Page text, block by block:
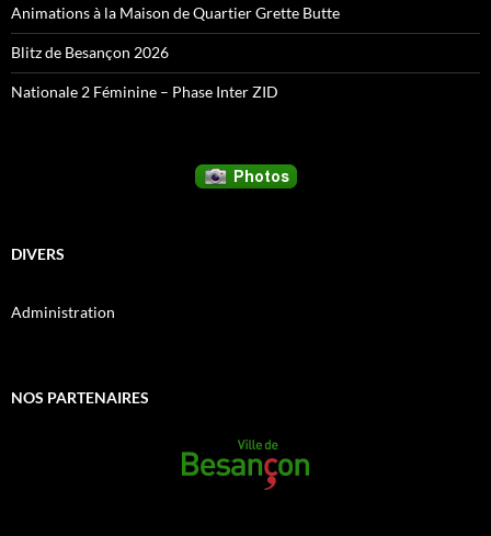
Animations à la Maison de Quartier Grette Butte
Blitz de Besançon 2026
Nationale 2 Féminine – Phase Inter ZID
DIVERS
Administration
NOS PARTENAIRES